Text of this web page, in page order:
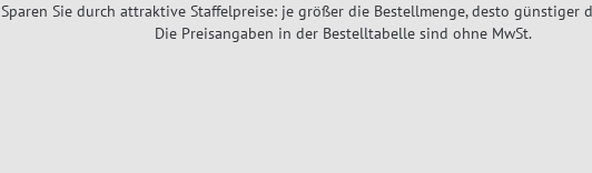
Sparen Sie durch attraktive Staffelpreise: je größer die Bestellmenge, desto günstiger
Die Preisangaben in der Bestelltabelle sind ohne MwSt.